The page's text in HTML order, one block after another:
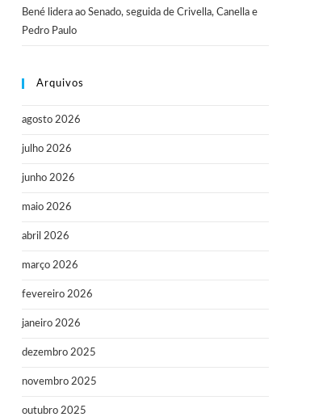
Bené lidera ao Senado, seguida de Crivella, Canella e
Pedro Paulo
Arquivos
agosto 2026
julho 2026
junho 2026
maio 2026
abril 2026
março 2026
fevereiro 2026
janeiro 2026
dezembro 2025
novembro 2025
outubro 2025